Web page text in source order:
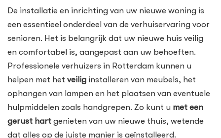
De installatie en inrichting van uw nieuwe woning is
een essentieel onderdeel van de verhuiservaring voor
senioren. Het is belangrijk dat uw nieuwe huis veilig
en comfortabel is, aangepast aan uw behoeften.
Professionele verhuizers in Rotterdam kunnen u
helpen met het veilig installeren van meubels, het
ophangen van lampen en het plaatsen van eventuele
hulpmiddelen zoals handgrepen. Zo kunt u met een
gerust hart genieten van uw nieuwe thuis, wetende
dat alles op de juiste manier is geïnstalleerd.